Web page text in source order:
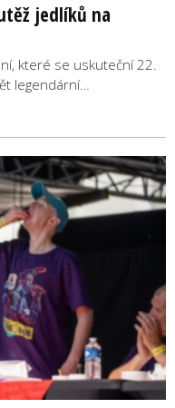
jedlíků na
které se uskuteční 22.
legendární…